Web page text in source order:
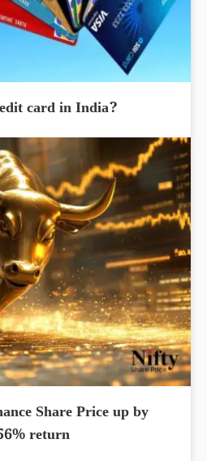
card in India?
Share Price up by
return